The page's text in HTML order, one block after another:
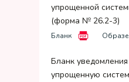
упрощенной
(форма № 26.2-3)
Бланк
Бланк
упрощенную